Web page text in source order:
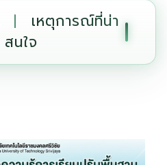
|
เหตุการณ์ที่น่า
สนใจ